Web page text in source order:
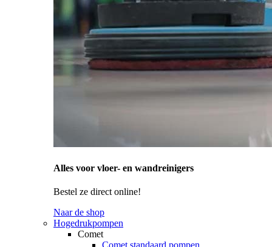
Alles voor vloer- en wandreinigers
Bestel ze direct online!
Naar de shop
Hogedrukpompen
Comet
Comet standaard pompen